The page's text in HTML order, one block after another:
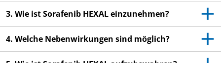
3. Wie ist Sorafenib HEXAL einzunehmen?
4. Welche Nebenwirkungen sind möglich?